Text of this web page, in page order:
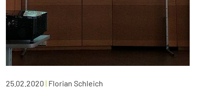
25.02.2020 | Florian Schleich